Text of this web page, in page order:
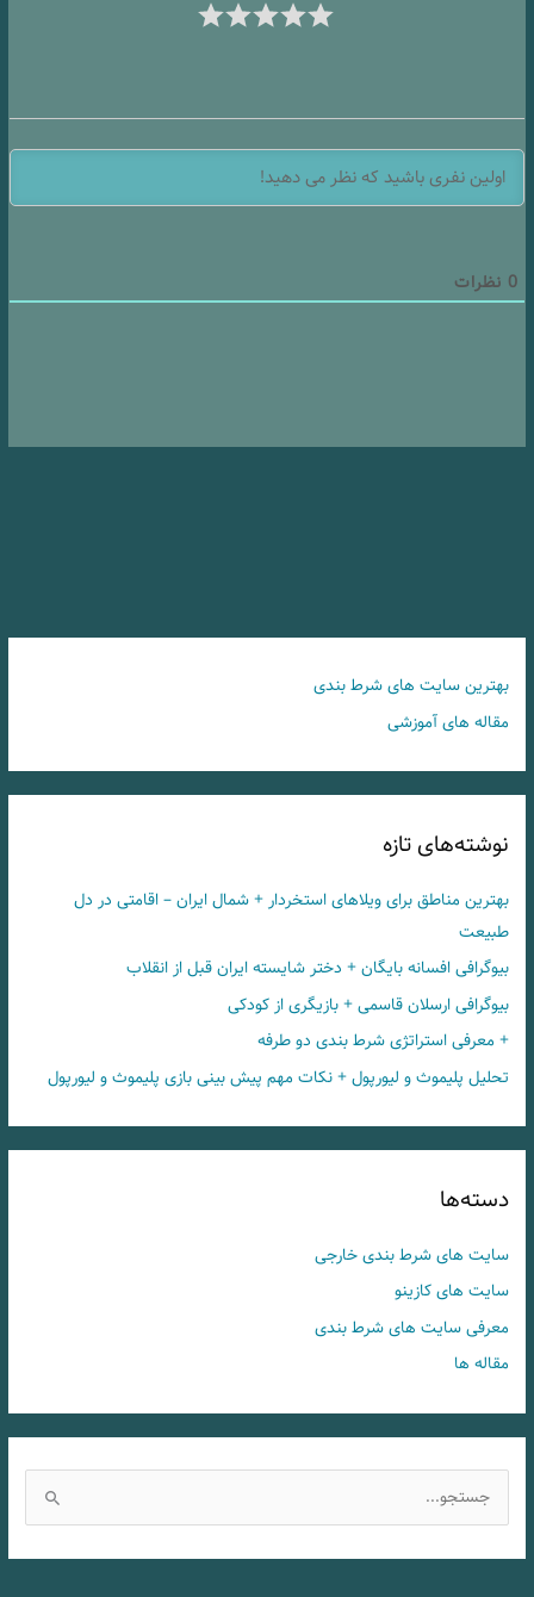
0 نظرات
بهترین سایت های شرط بندی
مقاله های آموزشی
نوشته‌های تازه
بهترین مناطق برای ویلاهای استخردار + شمال ایران – اقامتی در دل
طبیعت
بیوگرافی افسانه بایگان + دختر شایسته ایران قبل از انقلاب
بیوگرافی ارسلان قاسمی + بازیگری از کودکی
+ معرفی استراتژی شرط بندی دو طرفه
تحلیل پلیموث و لیورپول + نکات مهم پیش بینی بازی پلیموث و لیورپول
دسته‌ها
سایت های شرط بندی خارجی
سایت های کازینو
معرفی سایت های شرط بندی
مقاله ها